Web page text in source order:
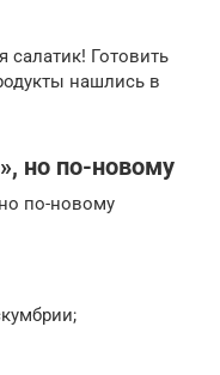
Готовить
нашлись в
но по-новому
по-новому